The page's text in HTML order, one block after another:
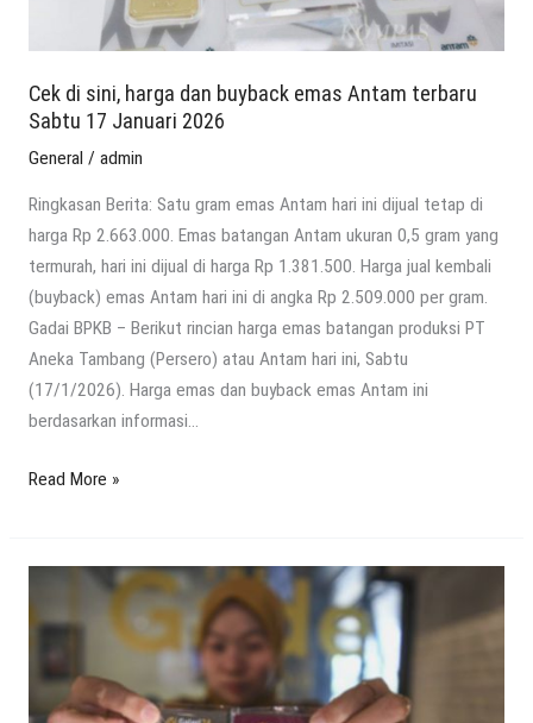
Cek di sini, harga dan buyback emas Antam terbaru
Sabtu 17 Januari 2026
General / admin
Ringkasan Berita: Satu gram emas Antam hari ini dijual tetap di
harga Rp 2.663.000. Emas batangan Antam ukuran 0,5 gram yang
termurah, hari ini dijual di harga Rp 1.381.500. Harga jual kembali
(buyback) emas Antam hari ini di angka Rp 2.509.000 per gram.
Gadai BPKB – Berikut rincian harga emas batangan produksi PT
Aneka Tambang (Persero) atau Antam hari ini, Sabtu
(17/1/2026). Harga emas dan buyback emas Antam ini
berdasarkan informasi…
terbaru
17
2026
Read More »
27.000